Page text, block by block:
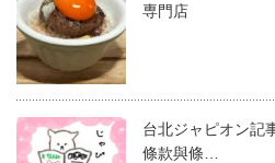
専門店
台北ジャピオン記
條款與條…